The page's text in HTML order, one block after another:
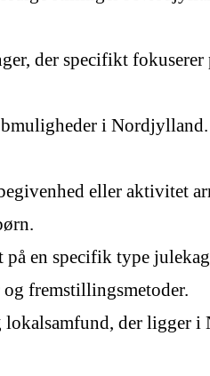
der specifikt
i
eller aktivitet
en specifik type
fremstillingsmetoder.
der ligger